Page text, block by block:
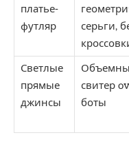
платье-
футляр
серьги,
Светлые
прямые
джинсы
свитер
боты